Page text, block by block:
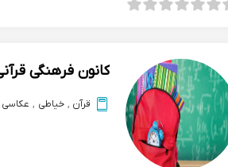
کانون فرهنگی
قرآن , خیاطی , عکاسی